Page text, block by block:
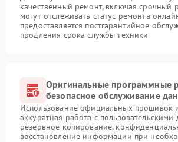
качественный ремонт, включая срочный
могут отслеживать статус ремонта
предоставляется постгарантийное
продления срока службы техники
Оригинальные программные
безопасное обслуживание
Использование официальных прошивок
аккуратная работа с
резервное копирование,
восстановление информации при